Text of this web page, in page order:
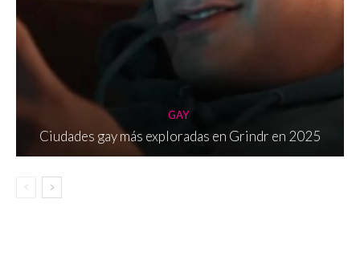
GAY
Ciudades gay más exploradas en Grindr en 2025